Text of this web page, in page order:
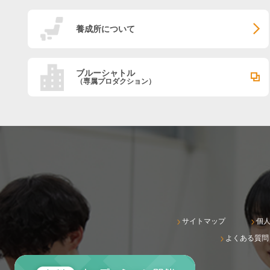
養成所について
ブルーシャトル
（専属プロダクション）
サイトマップ
個
よくある質問